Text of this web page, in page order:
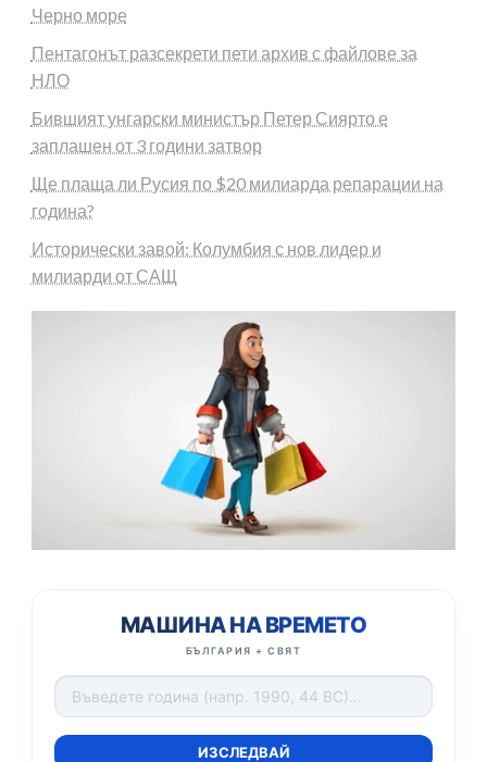
Черно море
Пентагонът разсекрети пети архив с файлове за
НЛО
Бившият унгарски министър Петер Сиярто е
заплашен от 3 години затвор
Ще плаща ли Русия по $20 милиарда репарации на
година?
Исторически завой: Колумбия с нов лидер и
милиарди от САЩ
МАШИНА НА ВРЕМЕТО
БЪЛГАРИЯ + СВЯТ
ИЗСЛЕДВАЙ